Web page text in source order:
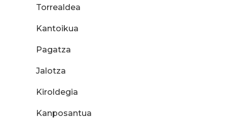
Torrealdea
Kantoikua
Pagatza
Jalotza
Kiroldegia
Kanposantua